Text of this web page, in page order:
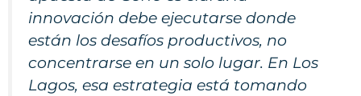
innovación debe ejecutarse donde
están los desafíos productivos, no
concentrarse en un solo lugar. En Los
Lagos, esa estrategia está tomando